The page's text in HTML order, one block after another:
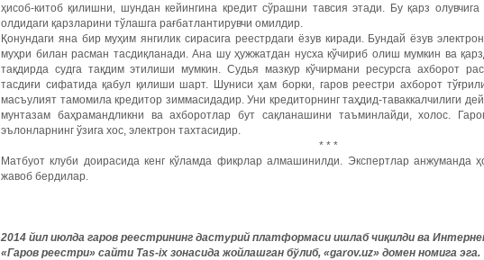
ҳисоб-китоб қилишни, шундан кейингина кредит сўрашни тавсия этади. Бу қарз
олдидаги қарзларини тўлашга рағбатлантирувчи омилдир.
Қонундаги яна бир муҳим янгилик сирасига реестрдаги ёзув киради. Бундай ёзув
муҳри билан расман тасдиқланади. Ана шу ҳужжатдан нусха кўчириб олиш мумкин ва
тақдирда судга тақдим этилиши мумкин. Судья мазкур кўчирмани ресурсга ахборот
тасдиғи сифатида қабул қилиши шарт. Шуниси ҳам борки, гаров реестри ахборот
масъулият тамомила кредитор зиммасидадир. Уни кредиторнинг таҳдид-таваккалчилиги
мунтазам баҳрамандликни ва ахборотлар бут сақланашини таъминлайди, холос.
эълонларнинг ўзига хос, электрон тахтасидир.
* * *
Матбуот клуби доирасида кенг кўламда фикрлар алмашинилди. Экспертлар анжуманда
жавоб бердилар.
2014 йил июлда гаров реестрининг дастурий платформаси ишлаб чиқилди ва
«Гаров реестри» сайти Tas-ix зонасида жойлашган бўлиб, «garov.uz» домен номига эга.